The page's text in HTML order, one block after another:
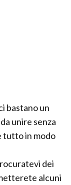
bastano un
unire senza
tutto in modo
dei
alcuni